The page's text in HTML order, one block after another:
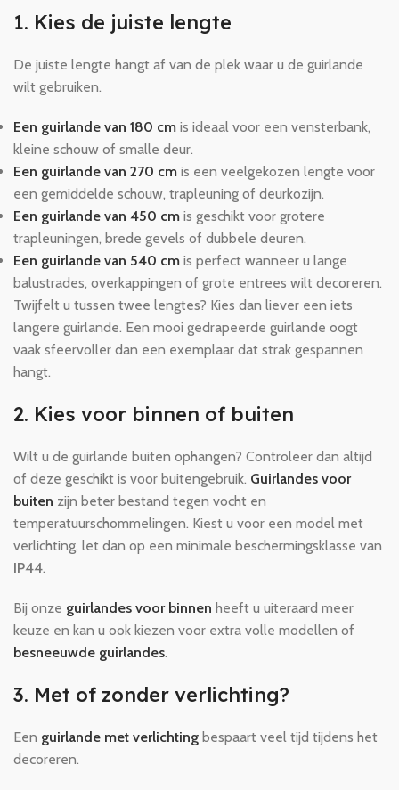
1. Kies de juiste lengte
De juiste lengte hangt af van de plek waar u de guirlande
wilt gebruiken.
Een guirlande van 180 cm is ideaal voor een vensterbank,
kleine schouw of smalle deur.
Een guirlande van 270 cm is een veelgekozen lengte voor
een gemiddelde schouw, trapleuning of deurkozijn.
Een guirlande van 450 cm is geschikt voor grotere
trapleuningen, brede gevels of dubbele deuren.
Een guirlande van 540 cm is perfect wanneer u lange
balustrades, overkappingen of grote entrees wilt decoreren.
Twijfelt u tussen twee lengtes? Kies dan liever een iets
langere guirlande. Een mooi gedrapeerde guirlande oogt
vaak sfeervoller dan een exemplaar dat strak gespannen
hangt.
2. Kies voor binnen of buiten
Wilt u de guirlande buiten ophangen? Controleer dan altijd
of deze geschikt is voor buitengebruik. Guirlandes voor
buiten zijn beter bestand tegen vocht en
temperatuurschommelingen. Kiest u voor een model met
verlichting, let dan op een minimale beschermingsklasse van
IP44.
Bij onze guirlandes voor binnen heeft u uiteraard meer
keuze en kan u ook kiezen voor extra volle modellen of
besneeuwde guirlandes.
3. Met of zonder verlichting?
Een guirlande met verlichting bespaart veel tijd tijdens het
decoreren.